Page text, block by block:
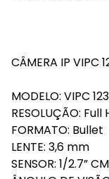
CÂMERA IP VIPC
MODELO: VIPC
RESOLUÇÃO:
FORMATO: Bullet
LENTE: 3,6 mm
SENSOR: 1/2.7”